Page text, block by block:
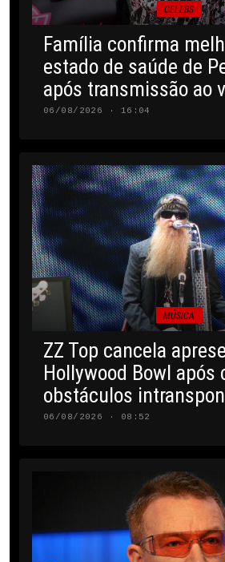
CELEBS
Família confirma
estado de saúde de
após transmissão ao
06/08/2026 · 16:04
MÚSICA
ZZ Top cancela
Hollywood Bowl após
obstáculos
06/08/2026 · 08:52